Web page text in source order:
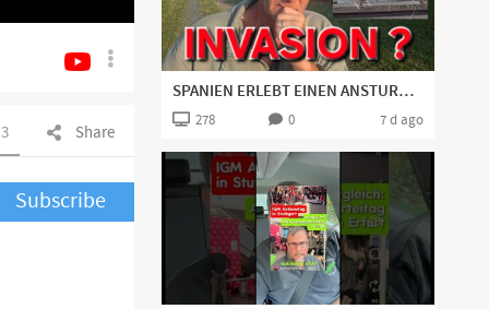
Share
3
Subscribe
SPANIEN ERLEBT EINEN ANSTURM NEUER, JUNGER, WEHRFÄHIGER TOURISTEN 😉
278 0 7 d ago